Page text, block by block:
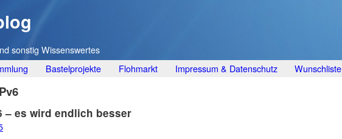
sonstig Wissenswertes
Bastelprojekte Flohmarkt Impressum & Datenschutz Wunschliste
– es wird endlich besser